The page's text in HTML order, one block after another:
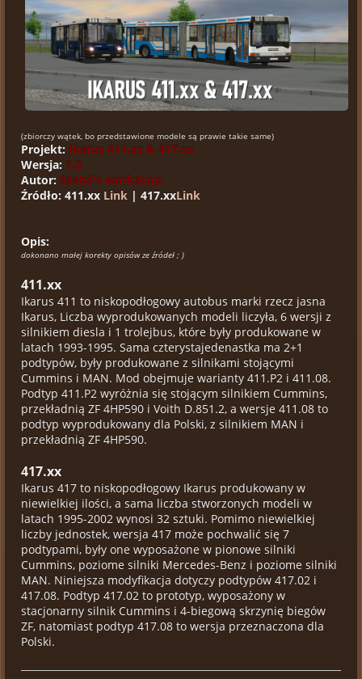
(zbiorczy wątek, bo przedstawione modele są prawie takie same)
Projekt: Ikarus 411.xx & 417.xx
Wersja: 1.0
Autor: Szabó's workshop
Źródło: 411.xx Link | 417.xxLink
Opis:
dokonano małej korekty opisów ze źródeł ; )
411.xx
Ikarus 411 to niskopodłogowy autobus marki rzecz jasna
Ikarus, Liczba wyprodukowanych modeli liczyła, 6 wersji z
silnikiem diesla i 1 trolejbus, które były produkowane w
latach 1993-1995. Sama czterystajedenastka ma 2+1
podtypów, były produkowane z silnikami stojącymi
Cummins i MAN. Mod obejmuje warianty 411.P2 i 411.08.
Podtyp 411.P2 wyróżnia się stojącym silnikiem Cummins,
przekładnią ZF 4HP590 i Voith D.851.2, a wersje 411.08 to
podtyp wyprodukowany dla Polski, z silnikiem MAN i
przekładnią ZF 4HP590.
417.xx
Ikarus 417 to niskopodłogowy Ikarus produkowany w
niewielkiej ilości, a sama liczba stworzonych modeli w
latach 1995-2002 wynosi 32 sztuki. Pomimo niewielkiej
liczby jednostek, wersja 417 może pochwalić się 7
podtypami, były one wyposażone w pionowe silniki
Cummins, poziome silniki Mercedes-Benz i poziome silniki
MAN. Niniejsza modyfikacja dotyczy podtypów 417.02 i
417.08. Podtyp 417.02 to prototyp, wyposażony w
stacjonarny silnik Cummins i 4-biegową skrzynię biegów
ZF, natomiast podtyp 417.08 to wersja przeznaczona dla
Polski.